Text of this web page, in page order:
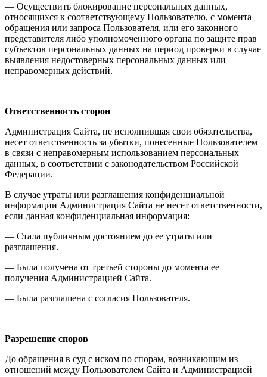
— Осуществить блокирование персональных данных,
относящихся к соответствующему Пользователю, с момента
обращения или запроса Пользователя, или его законного
представителя либо уполномоченного органа по защите прав
субъектов персональных данных на период проверки в случае
выявления недостоверных персональных данных или
неправомерных действий.
Ответственность сторон
Администрация Сайта, не исполнившая свои обязательства,
несет ответственность за убытки, понесенные Пользователем
в связи с неправомерным использованием персональных
данных, в соответствии с законодательством Российской
Федерации.
В случае утраты или разглашения конфиденциальной
информации Администрация Сайта не несет ответственности,
если данная конфиденциальная информация:
— Стала публичным достоянием до ее утраты или
разглашения.
— Была получена от третьей стороны до момента ее
получения Администрацией Сайта.
— Была разглашена с согласия Пользователя.
Разрешение споров
До обращения в суд с иском по спорам, возникающим из
отношений между Пользователем Сайта и Администрацией